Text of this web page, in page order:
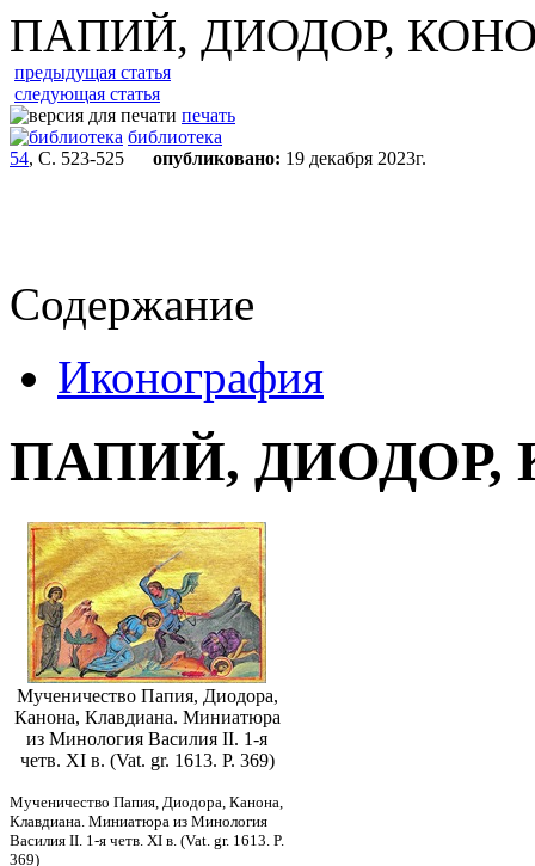
ПАПИЙ, ДИОДОР,
предыдущая статья
следующая статья
печать
библиотека
54, С. 523-525 опубликовано: 19 декабря 2023г.
Содержание
Иконография
ПАПИЙ, ДИОДОР,
Мученичество Папия, Диодора,
Канона, Клавдиана. Миниатюра
из Минология Василия II. 1-я
четв. XI в. (Vat. gr. 1613. P. 369)
Мученичество Папия, Диодора, Канона,
Клавдиана. Миниатюра из Минология
Василия II. 1-я четв. XI в. (Vat. gr. 1613. P.
369)